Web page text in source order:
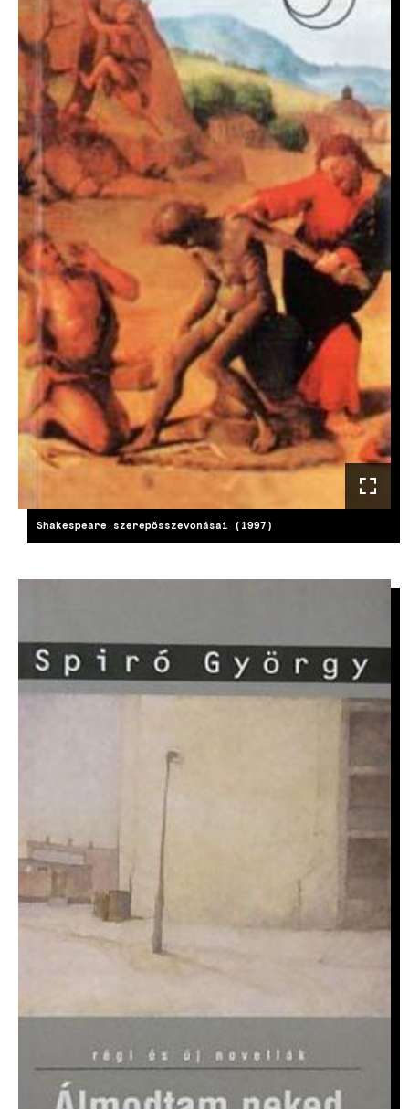
Shakespeare szerepösszevonásai (1997)